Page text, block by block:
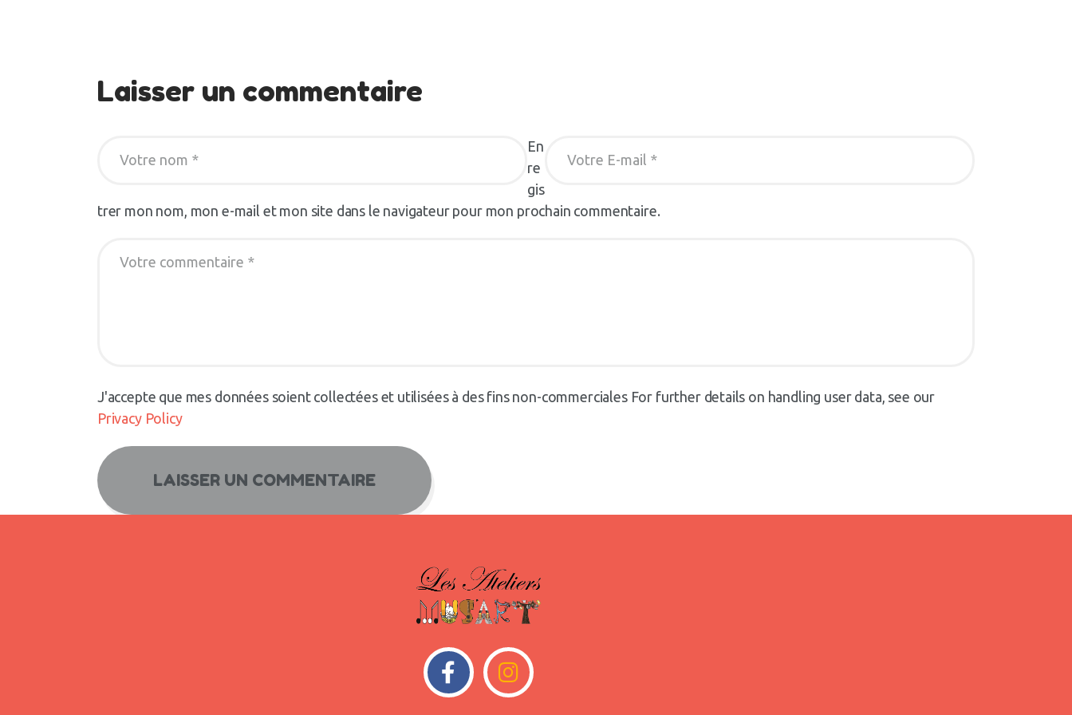
Laisser un commentaire
En
re
gis
trer mon nom, mon e-mail et mon site dans le navigateur pour mon prochain commentaire.
J'accepte que mes données soient collectées et utilisées à des fins non-commerciales For further details on handling user data, see our
Privacy Policy